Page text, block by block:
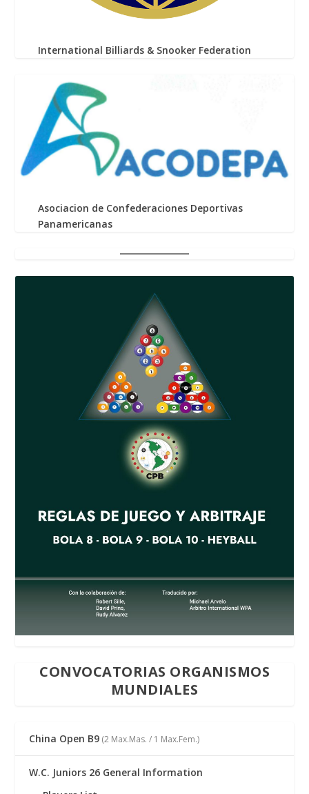
International Billiards & Snooker Federation
Asociacion de Confederaciones Deportivas
Panamericanas
CONVOCATORIAS ORGANISMOS
MUNDIALES
China Open B9 (2 Max.Mas. / 1 Max.Fem.)
W.C. Juniors 26 General Information